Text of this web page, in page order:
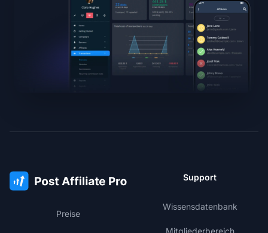
Preise
Support
Wissensdatenbank
Mitgliederbereich